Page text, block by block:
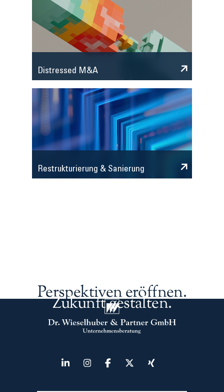
Distressed M&A
Restrukturierung & Sanierung
Perspektiven eröffnen.
Zukunft gestalten.